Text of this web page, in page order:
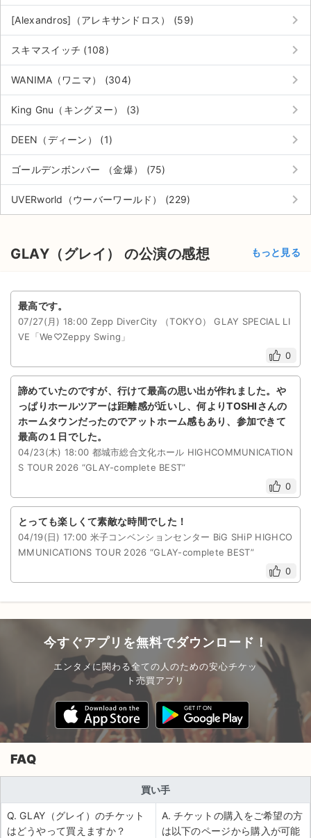
サイト情報
不正転売禁止法について
チケットジャムの取り組み
[Alexandros]（アレキサンドロス） (59) keyboard_arrow_right
スキマスイッチ (108) keyboard_arrow_right
WANIMA（ワニマ） (304) keyboard_arrow_right
King Gnu（キングヌー） (3) keyboard_arrow_right
DEEN（ディーン） (1) keyboard_arrow_right
ゴールデンボンバー （金爆） (75) keyboard_arrow_right
UVERworld（ウーバーワールド） (229) keyboard_arrow_right
GLAY（グレイ） の公演の感想 もっと見る
最高です。
07/27(月) 18:00 Zepp DiverCity （TOKYO） GLAY SPECIAL LI
VE「We♡Zeppy Swing」
0
諦めていたのですが、行けて最高の思い出が作れました。や
っぱりホールツアーは距離感が近いし、何よりTOSHIさんの
ホームタウンだったのでアットホーム感もあり、参加できて
最高の１日でした。
04/23(木) 18:00 都城市総合文化ホール HIGHCOMMUNICATION
S TOUR 2026 “GLAY-complete BEST”
0
とっても楽しくて素敵な時間でした！
04/19(日) 17:00 米子コンベンションセンター BiG SHiP HIGHCO
MMUNICATIONS TOUR 2026 “GLAY-complete BEST”
0
今すぐアプリを無料でダウンロード！
エンタメに関わる全ての人のための安心チケッ
ト売買アプリ
FAQ
買い手
Q. GLAY（グレイ）のチケット
はどうやって買えますか？
A. チケットの購入をご希望の方
は以下のページから購入が可能